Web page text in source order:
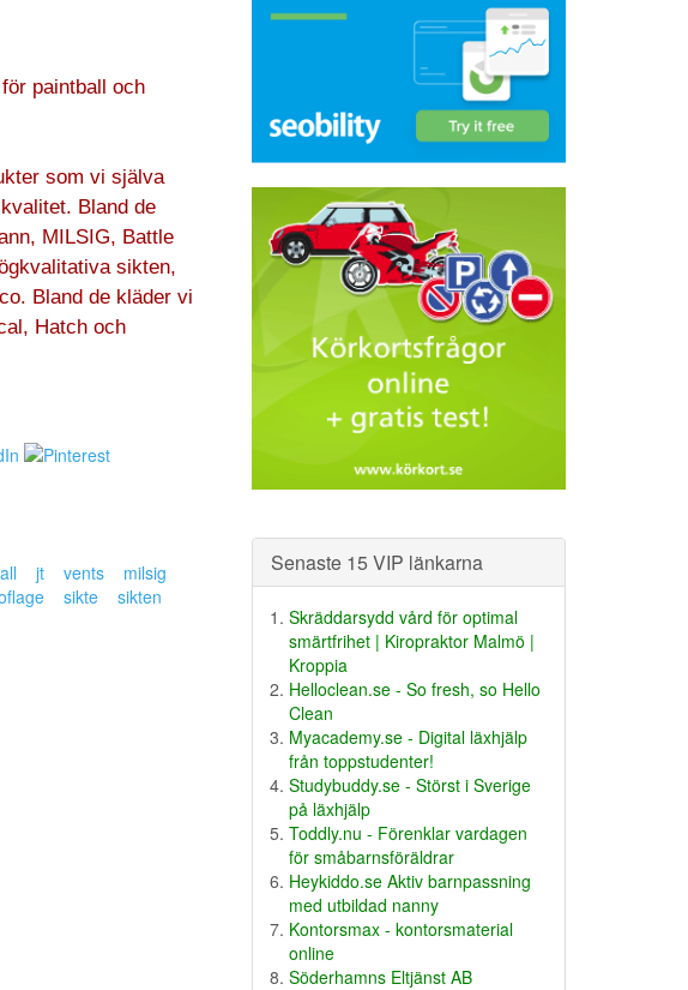
paintball och
som vi själva
Bland de
MILSIG, Battle
sikten,
Bland de kläder vi
Hatch och
jt vents
milsig
sikte sikten
Senaste 15 VIP länkarna
Skräddarsydd vård för optimal
smärtfrihet | Kiropraktor Malmö |
Kroppia
Helloclean.se - So fresh, so Hello
Clean
Myacademy.se - Digital läxhjälp
från toppstudenter!
Studybuddy.se - Störst i Sverige
på läxhjälp
Toddly.nu - Förenklar vardagen
för småbarnsföräldrar
Heykiddo.se Aktiv barnpassning
med utbildad nanny
Kontorsmax - kontorsmaterial
online
Söderhamns Eltjänst AB